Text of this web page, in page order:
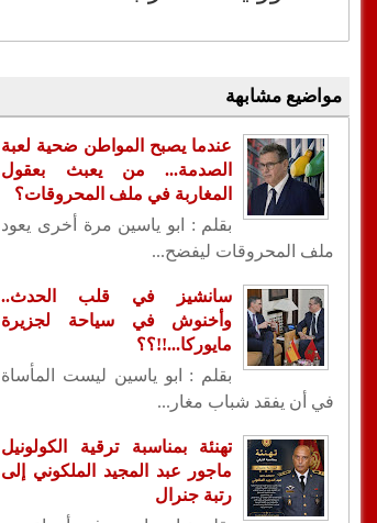
مواضيع مشابهة
عندما يصبح المواطن ضحية لعبة
الصدمة... من يعبث بعقول
المغاربة في ملف المحروقات؟
بقلم : ابو ياسين مرة أخرى يعود
ملف المحروقات ليفضح...
سانشيز في قلب الحدث..
وأخنوش في سياحة لجزيرة
مايوركا...!!؟؟
بقلم : ابو ياسين ليست المأساة
في أن يفقد شباب مغار...
تهنئة بمناسبة ترقية الكولونيل
ماجور عبد المجيد الملكوني إلى
رتبة جنرال